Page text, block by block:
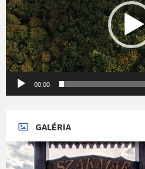
00:00
GALÉRIA